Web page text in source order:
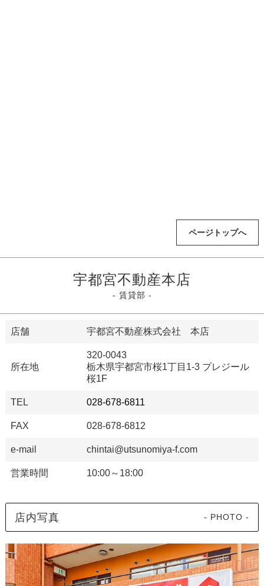
ページトップへ
宇都宮不動産本店
- 賃貸部 -
店舗 宇都宮不動産株式会社 本店
所在地
320-0043
栃木県宇都宮市桜1丁目1-3 プレジール
桜1F
TEL 028-678-6811
FAX 028-678-6812
e-mail chintai@utsunomiya-f.com
営業時間 10:00～18:00
店内写真 - PHOTO -